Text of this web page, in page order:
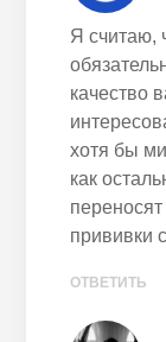
Я считаю,
качество
хотя бы
как
прививки
ОТВЕТИТЬ